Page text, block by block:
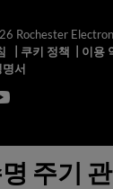
Rochester
쿠키 정책 이용
서
주기